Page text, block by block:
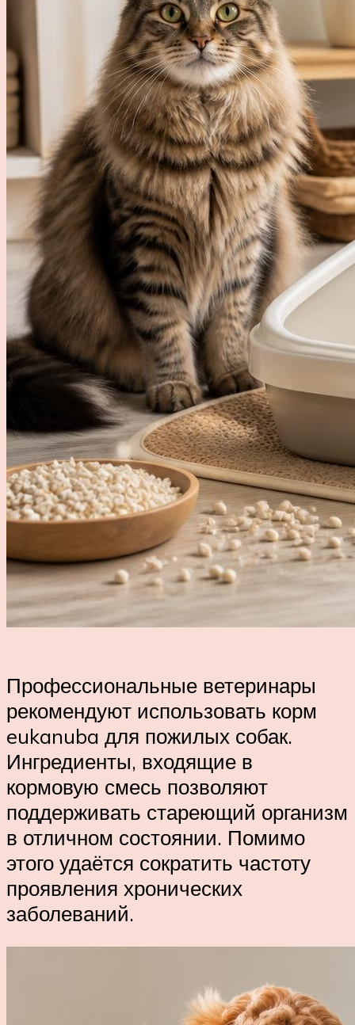
Профессиональные ветеринары
рекомендуют использовать корм
eukanuba для пожилых собак.
Ингредиенты, входящие в
кормовую смесь позволяют
поддерживать стареющий организм
в отличном состоянии. Помимо
этого удаётся сократить частоту
проявления хронических
заболеваний.